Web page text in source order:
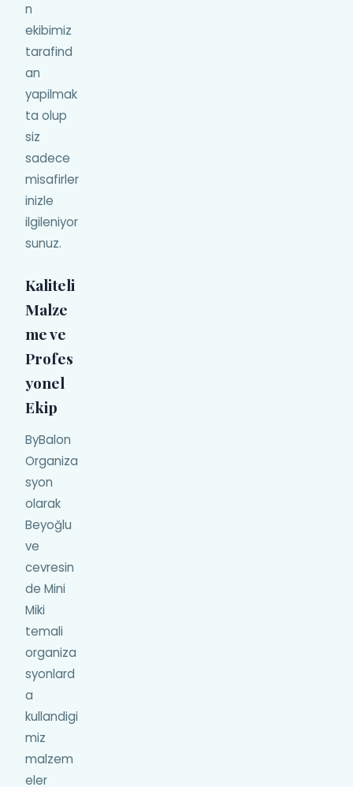
n
ekibimiz
tarafind
an
yapilmak
ta olup
siz
sadece
misafirler
inizle
ilgileniyor
sunuz.
Kaliteli
Malze
me ve
Profes
yonel
Ekip
ByBalon
Organiza
syon
olarak
Beyoğlu
ve
cevresin
de Mini
Miki
temali
organiza
syonlard
a
kullandigi
miz
malzem
eler